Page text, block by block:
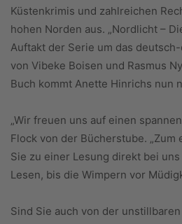
Küstenkrimis und zahlreichen
hohen Norden aus. „Nordlicht –
Auftakt der Serie um das
von Vibeke Boisen und Rasmus
Buch kommt Anette Hinrichs nun
„Wir freuen uns auf einen
Flock von der Bücherstube.
Sie zu einer Lesung direkt bei uns
Lesen, bis die Wimpern vor
Sind Sie auch von der